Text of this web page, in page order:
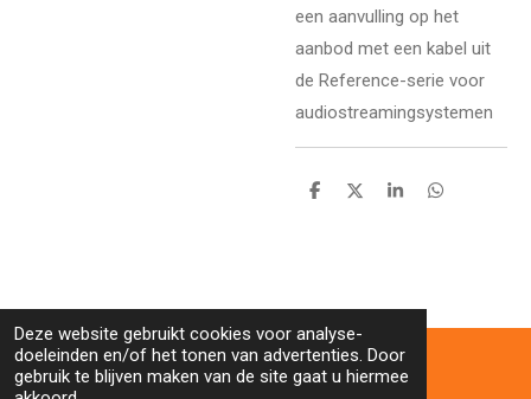
Deze website gebruikt cookies voor analyse-
doeleinden en/of het tonen van advertenties. Door
gebruik te blijven maken van de site gaat u hiermee
een aanvulling op het
aanbod met een kabel uit
de Reference-serie voor
audiostreamingsystemen
D
D
S
D